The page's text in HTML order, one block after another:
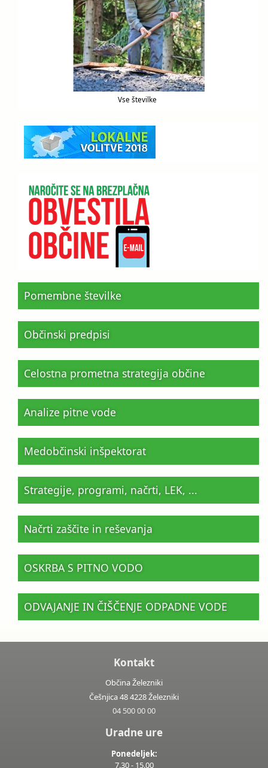
Vse številke
Pomembne številke
Občinski predpisi
Celostna prometna strategija občine
Analize pitne vode
Medobčinski inšpektorat
Strategije, programi, načrti, LEK, ...
Načrti zaščite in reševanja
OSKRBA S PITNO VODO
ODVAJANJE IN ČIŠČENJE ODPADNE VODE
Kontakt
Občina Železniki
Češnjica 48 4228 Železniki
04 500 00 00
Uradne ure
Ponedeljek:
7.30 - 15.00